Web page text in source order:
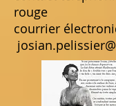
rouge
courrier